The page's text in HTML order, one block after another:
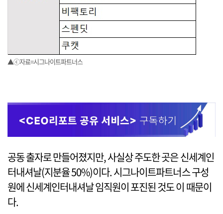
▲ⓒ자료=시그나이트파트너스
공동 출자로 만들어졌지만, 사실상 주도한 곳은 신세계인
터내셔날(지분율 50%)이다. 시그나이트파트너스 구성
원에 신세계인터내셔날 임직원이 포진된 것도 이 때문이
다.